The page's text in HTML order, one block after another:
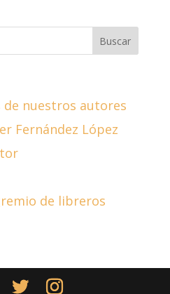
de nuestros autores
Fernández López
de libreros